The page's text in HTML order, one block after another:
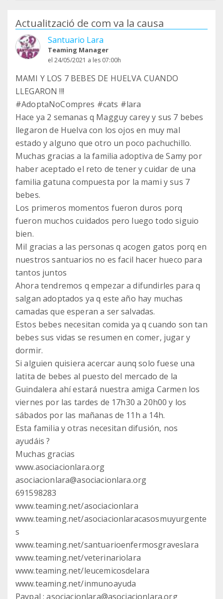
Actualització de com va la causa
Santuario Lara
Teaming Manager
el 24/05/2021 a les 07:00h
MAMI Y LOS 7 BEBES DE HUELVA CUANDO
LLEGARON !!!
#AdoptaNoCompres #cats #lara
Hace ya 2 semanas q Magguy carey y sus 7 bebes
llegaron de Huelva con los ojos en muy mal
estado y alguno que otro un poco pachuchillo.
Muchas gracias a la familia adoptiva de Samy por
haber aceptado el reto de tener y cuidar de una
familia gatuna compuesta por la mami y sus 7
bebes.
Los primeros momentos fueron duros porq
fueron muchos cuidados pero luego todo siguio
bien.
Mil gracias a las personas q acogen gatos porq en
nuestros santuarios no es facil hacer hueco para
tantos juntos
Ahora tendremos q empezar a difundirles para q
salgan adoptados ya q este año hay muchas
camadas que esperan a ser salvadas.
Estos bebes necesitan comida ya q cuando son tan
bebes sus vidas se resumen en comer, jugar y
dormir.
Si alguien quisiera acercar aunq solo fuese una
latita de bebes al puesto del mercado de la
Guindalera ahí estará nuestra amiga Carmen los
viernes por las tardes de 17h30 a 20h00 y los
sábados por las mañanas de 11h a 14h.
Esta familia y otras necesitan difusión, nos
ayudáis ?
Muchas gracias
www.asociacionlara.org
asociacionlara@asociacionlara.org
691598283
www.teaming.net/asociacionlara
www.teaming.net/asociacionlaracasosmuyurgente
s
www.teaming.net/santuarioenfermosgraveslara
www.teaming.net/veterinariolara
www.teaming.net/leucemicosdelara
www.teaming.net/inmunoayuda
Paypal : asociacionlara@asociacionlara.org